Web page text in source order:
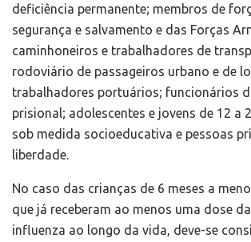
deficiência permanente; membros de
segurança e salvamento e das Forças
caminhoneiros e trabalhadores de
rodoviário de passageiros urbano e de
trabalhadores portuários; funcionários
prisional; adolescentes e jovens de 12 a
sob medida socioeducativa e pessoas
liberdade.
No caso das crianças de 6 meses a
que já receberam ao menos uma dose
influenza ao longo da vida, deve-se